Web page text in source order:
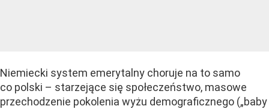
Niemiecki system emerytalny choruje na to samo
co polski – starzejące się społeczeństwo, masowe
przechodzenie pokolenia wyżu demograficznego („baby